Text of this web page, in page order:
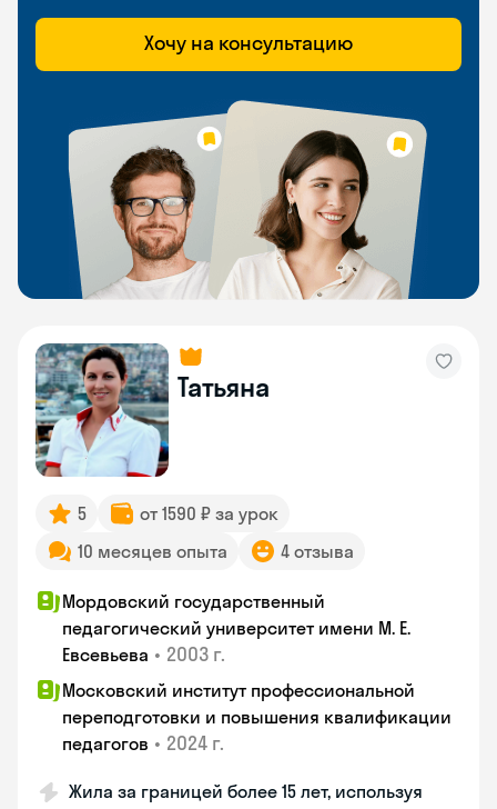
Хочу на консультацию
Татьяна
5
от 1590 ₽ за урок
10 месяцев опыта
4 отзыва
Мордовский государственный
педагогический университет имени М. Е.
Евсевьева • 2003 г.
Московский институт профессиональной
переподготовки и повышения квалификации
педагогов • 2024 г.
Жила за границей более 15 лет, используя